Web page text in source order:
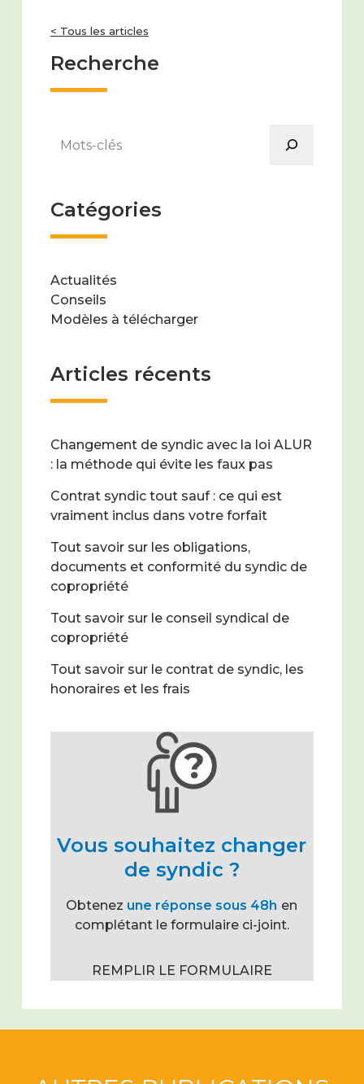
< Tous les articles
Recherche
Catégories
Actualités
Conseils
Modèles à télécharger
Articles récents
Changement de syndic avec la loi ALUR
: la méthode qui évite les faux pas
Contrat syndic tout sauf : ce qui est
vraiment inclus dans votre forfait
Tout savoir sur les obligations,
documents et conformité du syndic de
copropriété
Tout savoir sur le conseil syndical de
copropriété
Tout savoir sur le contrat de syndic, les
honoraires et les frais
Vous souhaitez changer
de syndic ?
Obtenez une réponse sous 48h en
complétant le formulaire ci-joint.
REMPLIR LE FORMULAIRE